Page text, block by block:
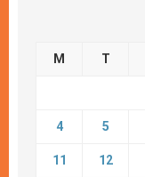
M T
4 5
11 12